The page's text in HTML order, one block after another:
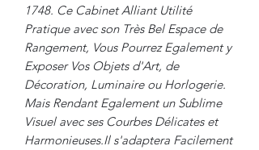
1748. Ce Cabinet Alliant Utilité
Pratique avec son Très Bel Espace de
Rangement, Vous Pourrez Egalement y
Exposer Vos Objets d'Art, de
Décoration, Luminaire ou Horlogerie.
Mais Rendant Egalement un Sublime
Visuel avec ses Courbes Délicates et
Harmonieuses.Il s'adaptera Facilement